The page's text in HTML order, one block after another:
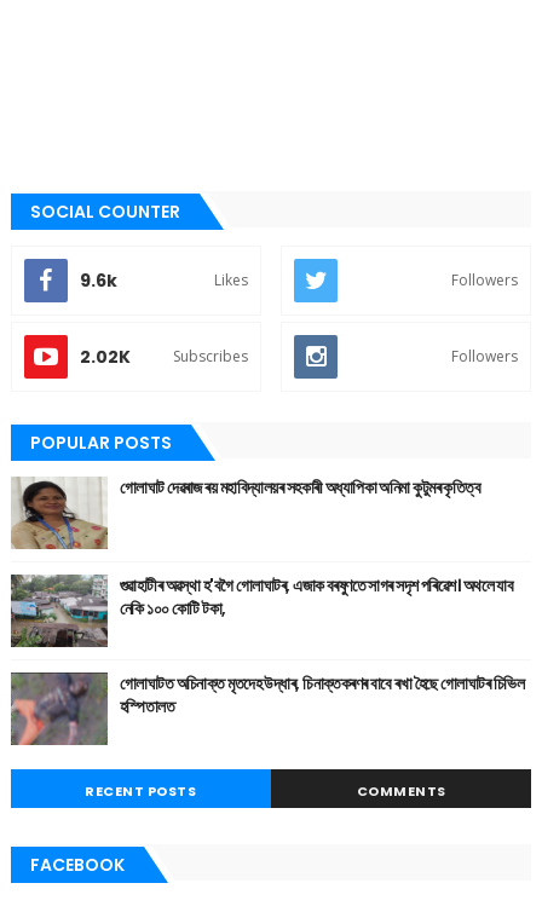
SOCIAL COUNTER
9.6k Likes Followers
2.02K Subscribes Followers
POPULAR POSTS
গোলাঘাট দেৱৰাজ ৰয় মহাবিদ্যালয়ৰ সহকাৰী অধ্যাপিকা অনিমা কুটুমৰ কৃতিত্ব
গুৱাহাটীৰ অৱস্থা হ'বগৈ গোলাঘাটৰ, এজাক বৰষুণতে সাগৰ সদৃশ পৰিৱেশ। অথলে যাব
নেকি ১০০ কোটি টকা,
গোলাঘাটত অচিনাক্ত মৃতদেহ উদ্ধাৰ, চিনাক্তকৰণৰ বাবে ৰখা হৈছে গোলাঘাটৰ চিভিল
হস্পিতালত
RECENT POSTS COMMENTS
FACEBOOK